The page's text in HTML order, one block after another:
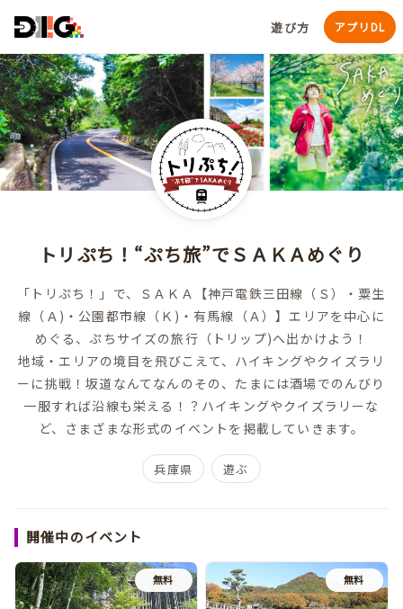
遊び方 アプリDL
トリぷち！“ぷち旅”でＳＡＫＡめぐり
「トリぷち！」で、ＳＡＫＡ【神戸電鉄三田線（Ｓ）・粟生
線（Ａ)・公園都市線（Ｋ)・有馬線（Ａ）】エリアを中心に
めぐる、ぷちサイズの旅行（トリップ)へ出かけよう！
地域・エリアの境目を飛びこえて、ハイキングやクイズラリ
ーに挑戦！坂道なんてなんのその、たまには酒場でのんびり
一服すれば沿線も栄える！？ハイキングやクイズラリーな
ど、さまざまな形式のイベントを掲載していきます。
兵庫県 遊ぶ
開催中のイベント
無料 無料